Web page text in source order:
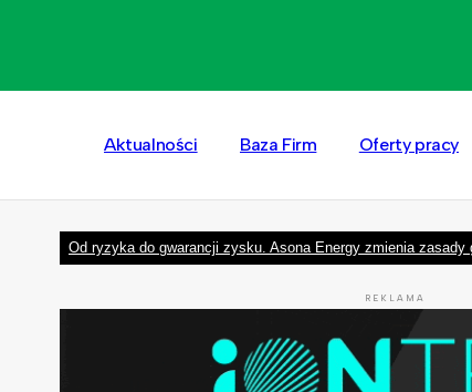
Aktualności Baza Firm Oferty pracy
Od ryzyka do gwarancji zysku. Asona Energy zmienia
REKLAMA